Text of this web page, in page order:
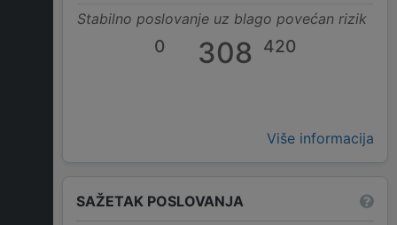
Stabilno poslovanje uz blago povećan rizik
0 308 420
Više informacija
SAŽETAK POSLOVANJA